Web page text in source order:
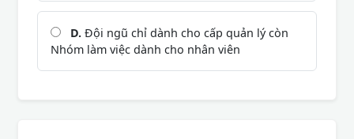
D. Đội ngũ chỉ dành cho cấp quản lý còn
Nhóm làm việc dành cho nhân viên